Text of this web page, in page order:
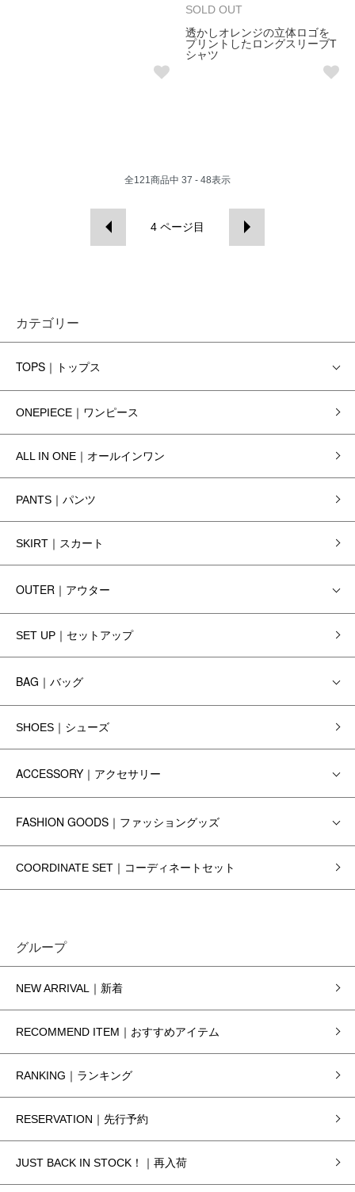
SOLD OUT
透かしオレンジの立体ロゴを
プリントしたロングスリーブT
シャツ
全121 商品中 37 - 48表示
4 ページ目
カテゴリー
TOPS｜トップス
ONEPIECE｜ワンピース
ALL IN ONE｜オールインワン
PANTS｜パンツ
SKIRT｜スカート
OUTER｜アウター
SET UP｜セットアップ
BAG｜バッグ
SHOES｜シューズ
ACCESSORY｜アクセサリー
FASHION GOODS｜ファッショングッズ
COORDINATE SET｜コーディネートセット
グループ
NEW ARRIVAL｜新着
RECOMMEND ITEM｜おすすめアイテム
RANKING｜ランキング
RESERVATION｜先行予約
JUST BACK IN STOCK！｜再入荷